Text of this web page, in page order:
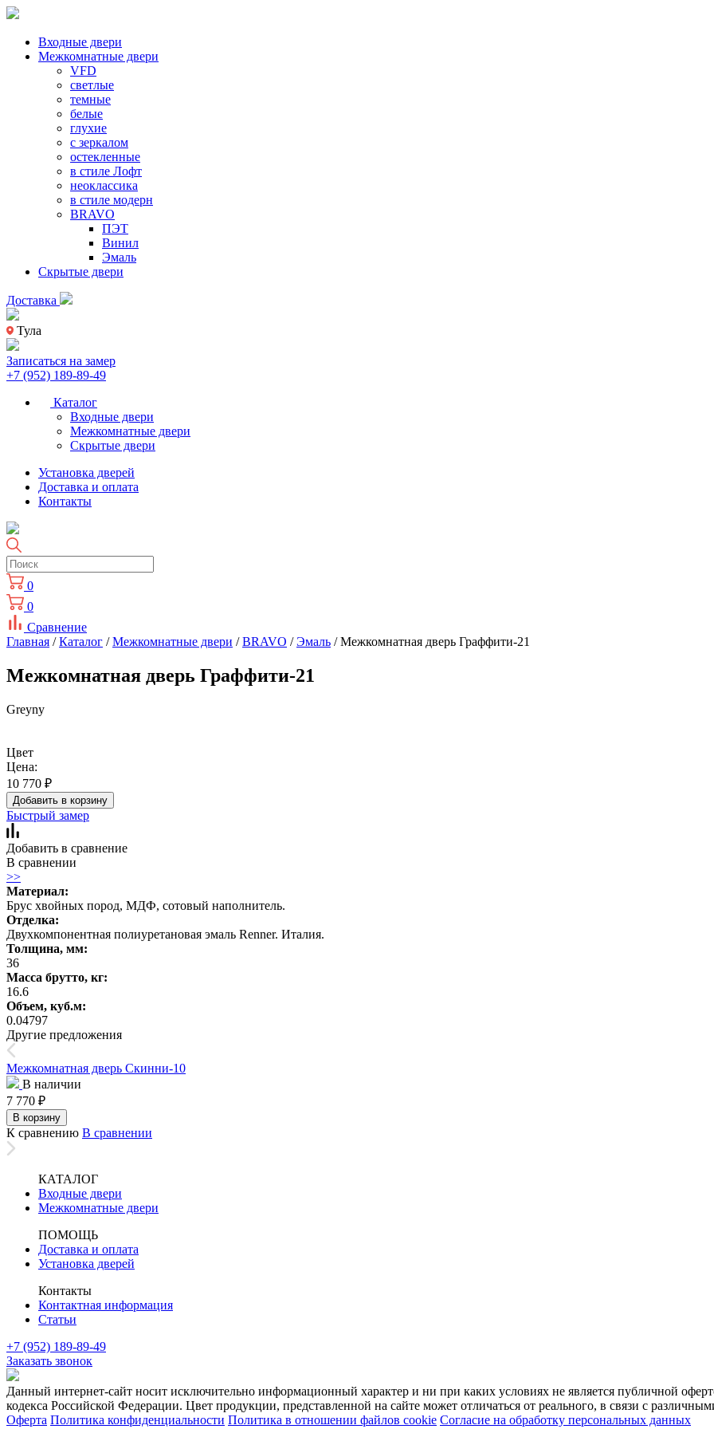
Входные двери
Межкомнатные двери
VFD
светлые
темные
белые
глухие
с зеркалом
остекленные
в стиле Лофт
неоклассика
в стиле модерн
BRAVO
ПЭТ
Винил
Эмаль
Скрытые двери
Доставка
Тула
Записаться на замер
+7 (952) 189-89-49
Каталог
Входные двери
Межкомнатные двери
Скрытые двери
Установка дверей
Доставка и оплата
Контакты
0
0
Сравнение
Главная /Каталог /Межкомнатные двери /BRAVO /Эмаль / Межкомнатная дверь Граффити-21
Межкомнатная дверь Граффити-21
Greyny
Цвет
Цена:
10 770 ₽
Добавить в корзину
Быстрый замер
Добавить в сравнение
В сравнении
>>
Материал:
Брус хвойных пород, МДФ, сотовый наполнитель.
Отделка:
Двухкомпонентная полиуретановая эмаль Renner. Италия.
Толщина, мм:
36
Масса брутто, кг:
16.6
Объем, куб.м:
0.04797
Другие предложения
Межкомнатная дверь Скинни-10
В наличии
7 770 ₽
В корзину
К сравнению В сравнении
КАТАЛОГ
Входные двери
Межкомнатные двери
ПОМОЩЬ
Доставка и оплата
Установка дверей
Контакты
Контактная информация
Статьи
+7 (952) 189-89-49
Заказать звонок
Данный интернет-сайт носит исключительно информационный характер и ни при каких условиях не является публичной
кодекса Российской Федерации. Цвет продукции, представленной на сайте может отличаться от реального, в связи с
Оферта Политика конфиденциальности Политика в отношении файлов cookie Согласие на обработку персональных данных